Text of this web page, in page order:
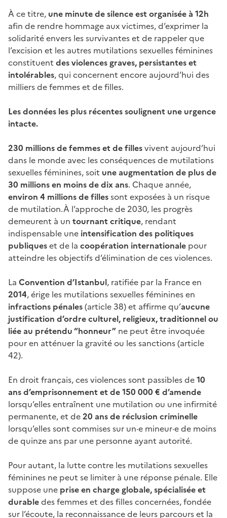
À ce titre, une minute de silence est organisée à 12h
afin de rendre hommage aux victimes, d’exprimer la
solidarité envers les survivantes et de rappeler que
l’excision et les autres mutilations sexuelles féminines
constituent des violences graves, persistantes et
intolérables, qui concernent encore aujourd’hui des
milliers de femmes et de filles.
Les données les plus récentes soulignent une urgence
intacte.
230 millions de femmes et de fillesvivent aujourd’hui
dans le monde avec les conséquences de mutilations
sexuelles féminines, soit une augmentation de plus de
30 millions en moins de dix ans. Chaque année,
environ 4 millions de fillessont exposées à un risque
de mutilation.À l’approche de 2030, les progrès
demeurent à un tournant critique, rendant
indispensable une intensification des politiques
publiqueset de la coopération internationale pour
atteindre les objectifs d’élimination de ces violences.
La Convention d’Istanbul, ratifiée par la France en
2014, érige les mutilations sexuelles féminines en
infractions pénales(article 38) et affirme qu’aucune
justification d’ordre culturel, religieux, traditionnel ou
liée au prétendu “honneur” ne peut être invoquée
pour en atténuer la gravité ou les sanctions (article
42).
En droit français, ces violences sont passibles de10
ans d’emprisonnement et de 150 000 € d’amende
lorsqu’elles entraînent une mutilation ou une infirmité
permanente, et de20 ans de réclusion criminelle
lorsqu’elles sont commises sur un·e mineur·e de moins
de quinze ans par une personne ayant autorité.
Pour autant, la lutte contre les mutilations sexuelles
féminines ne peut se limiter à une réponse pénale. Elle
suppose une prise en charge globale, spécialisée et
durabledes femmes et des filles concernées, fondée
sur l’écoute, la reconnaissance de leurs parcours et la